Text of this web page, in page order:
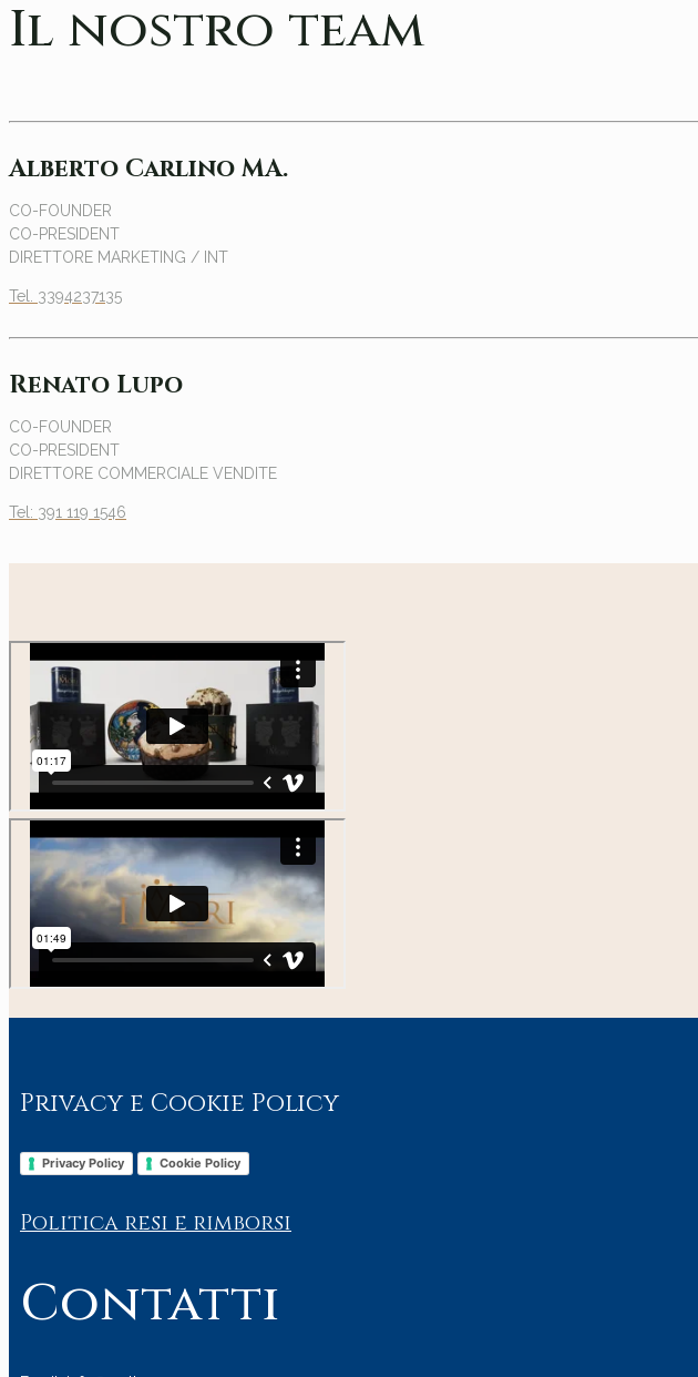
Il nostro team
Alberto Carlino MA.
CO-FOUNDER
CO-PRESIDENT
DIRETTORE MARKETING / INT
Tel. 3394237135
Renato Lupo
CO-FOUNDER
CO-PRESIDENT
DIRETTORE COMMERCIALE VENDITE
Tel: 391 119 1546
Privacy e Cookie Policy
Privacy Policy Cookie Policy
Politica resi e rimborsi
Contatti